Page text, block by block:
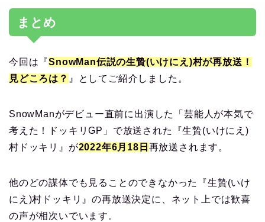
まとめ
今回は『SnowMan伝説の生贄(いけにえ)村が再放送！
見どころは？ 』としてご紹介しました。
SnowManがデビュー直前に出演した「芸能人が本気で
考えた！ドッキリGP」で放送された『生贄(いけにえ)
村ドッキリ』が2022年6月18日 再放送されます。
他のどの謀体でも見ることのできなかった『生贄(いけ
にえ)村ドッキリ』の再放送決定に、ネット上では歓喜
の声が相次いでいます。